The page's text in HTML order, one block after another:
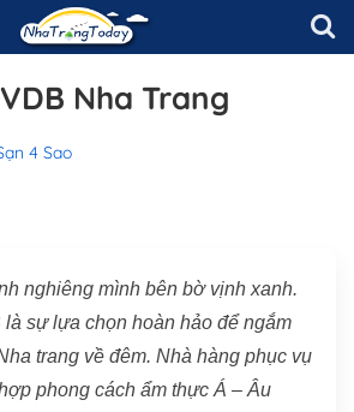
Nha Trang
4 Sao
nghiêng mình bên bờ vịnh xanh.
sự lựa chọn hoàn hảo để ngắm
trang về đêm. Nhà hàng phục vụ
phong cách ẩm thực Á – Âu